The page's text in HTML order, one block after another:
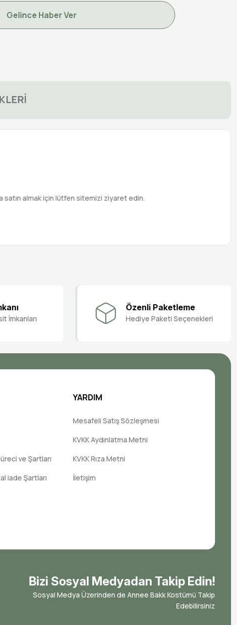
Gelince Haber Ver
satın almak için lütfen sitemizi ziyaret edin.
İmkanları
Özenli Paketleme
Hediye Paketi Seçenekleri
ve Şartları
iade Şartları
YARDIM
Mesafeli Satış Sözleşmesi
KVKK Aydınlatma Metni
KVKK Rıza Metni
İletişim
Bizi Sosyal Medyadan Takip Edin!
Sosyal Medya Üzerinden de Annee Bakk Kostümü Takip
Edebilirsiniz